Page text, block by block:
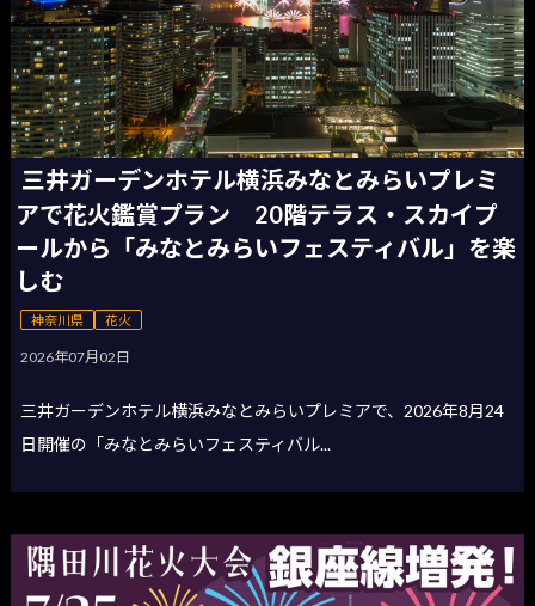
三井ガーデンホテル横浜みなとみらいプレミ
アで花火鑑賞プラン 20階テラス・スカイプ
ールから「みなとみらいフェスティバル」を楽
しむ
神奈川県 花火
2026年07月02日
三井ガーデンホテル横浜みなとみらいプレミアで、2026年8月24
日開催の「みなとみらいフェスティバル...